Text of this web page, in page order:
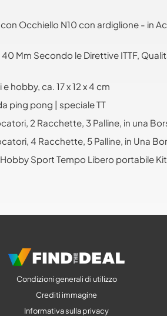
Occhiello N10 con ardiglione - in
Mm Secondo le Direttive ITTF,
hobby, ca. 17 x 12 x 4 cm
ping pong | speciale TT
2 Racchette, 3 Palline, in una
4 Racchette, 5 Palline, in Una
Sport Tempo Libero portabile
Condizioni generali di utilizzo
Crediti immagine
Informativa sulla privacy